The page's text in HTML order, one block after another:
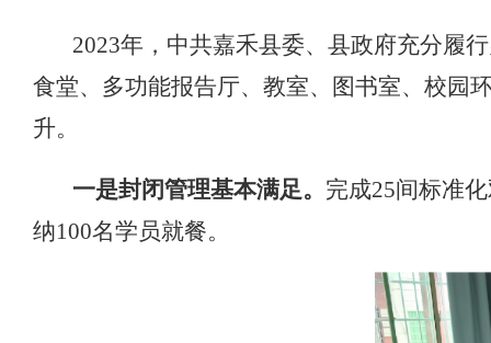
2023年，中共嘉禾县委、县政府充分履
食堂、多功能报告厅、教室、图书室、校园
升。
一是封闭管理基本满足。 完成25间标准
纳100名学员就餐。